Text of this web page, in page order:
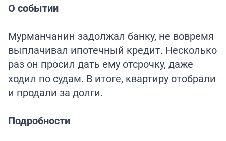
О событии
Мурманчанин задолжал банку, не вовремя
выплачивал ипотечный кредит. Несколько
раз он просил дать ему отсрочку, даже
ходил по судам. В итоге, квартиру отобрали
и продали за долги.
Подробности